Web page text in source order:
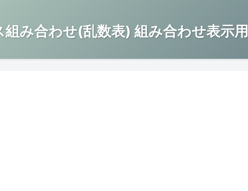
組み合わせ(乱数表) 組み合わせ表示